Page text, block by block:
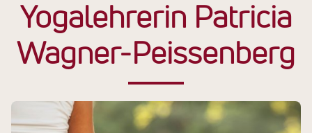
Yogalehrerin Patricia
Wagner-Peissenberg